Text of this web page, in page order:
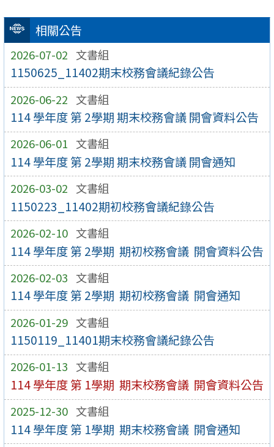
相關公告
2026-07-02 文書組
1150625_11402期末校務會議紀錄公告
2026-06-22 文書組
114 學年度 第 2學期 期末校務會議 開會資料公告
2026-06-01 文書組
114 學年度 第 2學期 期末校務會議 開會通知
2026-03-02 文書組
1150223_11402期初校務會議紀錄公告
2026-02-10 文書組
114 學年度 第 2學期 期初校務會議 開會資料公告
2026-02-03 文書組
114 學年度 第 2學期 期初校務會議 開會通知
2026-01-29 文書組
1150119_11401期末校務會議紀錄公告
2026-01-13 文書組
114 學年度 第 1學期 期末校務會議 開會資料公告
2025-12-30 文書組
114 學年度 第 1學期 期末校務會議 開會通知